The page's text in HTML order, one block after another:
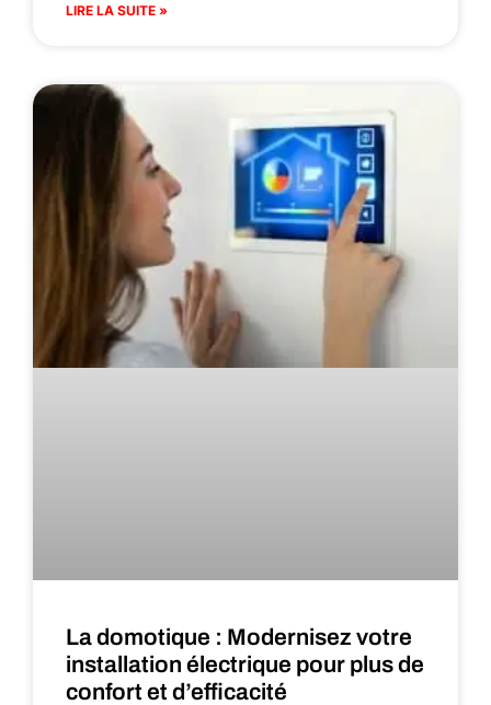
LIRE LA SUITE »
La domotique : Modernisez votre
installation électrique pour plus de
confort et d’efficacité